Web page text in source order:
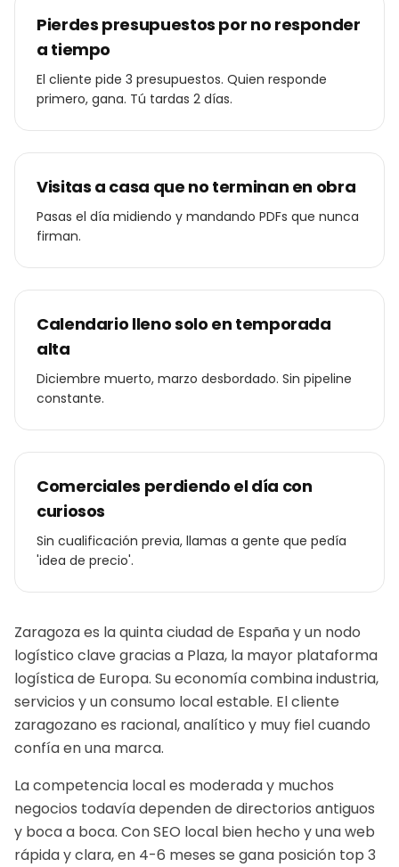
Pierdes presupuestos por no responder
a tiempo
El cliente pide 3 presupuestos. Quien responde
primero, gana. Tú tardas 2 días.
Visitas a casa que no terminan en obra
Pasas el día midiendo y mandando PDFs que nunca
firman.
Calendario lleno solo en temporada
alta
Diciembre muerto, marzo desbordado. Sin pipeline
constante.
Comerciales perdiendo el día con
curiosos
Sin cualificación previa, llamas a gente que pedía
'idea de precio'.
Zaragoza es la quinta ciudad de España y un nodo
logístico clave gracias a Plaza, la mayor plataforma
logística de Europa. Su economía combina industria,
servicios y un consumo local estable. El cliente
zaragozano es racional, analítico y muy fiel cuando
confía en una marca.
La competencia local es moderada y muchos
negocios todavía dependen de directorios antiguos
y boca a boca. Con SEO local bien hecho y una web
rápida y clara, en 4-6 meses se gana posición top 3